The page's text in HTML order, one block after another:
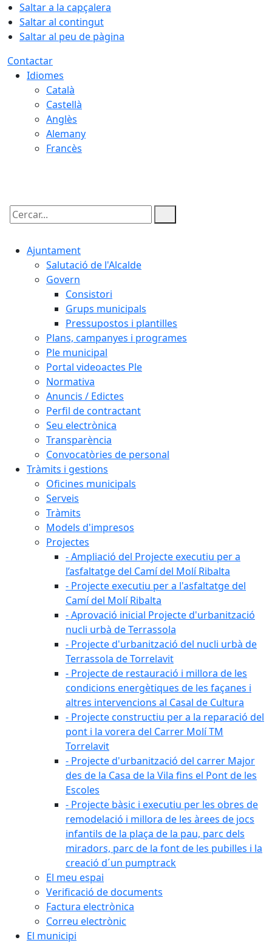
Saltar a la capçalera
Saltar al contingut
Saltar al peu de pàgina
Contactar
Idiomes
Català
Castellà
Anglès
Alemany
Francès
Cercar:
Ajuntament
Salutació de l'Alcalde
Govern
Consistori
Grups municipals
Pressupostos i plantilles
Plans, campanyes i programes
Ple municipal
Portal videoactes Ple
Normativa
Anuncis / Edictes
Perfil de contractant
Seu electrònica
Transparència
Convocatòries de personal
Tràmits i gestions
Oficines municipals
Serveis
Tràmits
Models d'impresos
Projectes
- Ampliació del Projecte executiu per a
l’asfaltatge del Camí del Molí Ribalta
- Projecte executiu per a l'asfaltatge del
Camí del Molí Ribalta
- Aprovació inicial Projecte d'urbanització
nucli urbà de Terrassola
- Projecte d'urbanització del nucli urbà de
Terrassola de Torrelavit
- Projecte de restauració i millora de les
condicions energètiques de les façanes i
altres intervencions al Casal de Cultura
- Projecte constructiu per a la reparació del
pont i la vorera del Carrer Molí TM
Torrelavit
- Projecte d'urbanització del carrer Major
des de la Casa de la Vila fins el Pont de les
Escoles
- Projecte bàsic i executiu per les obres de
remodelació i millora de les àrees de jocs
infantils de la plaça de la pau, parc dels
miradors, parc de la font de les pubilles i la
creació d´un pumptrack
El meu espai
Verificació de documents
Factura electrònica
Correu electrònic
El municipi